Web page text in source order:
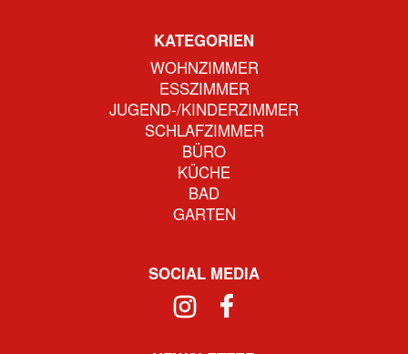
KATEGORIEN
WOHNZIMMER
ESSZIMMER
JUGEND-/KINDERZIMMER
SCHLAFZIMMER
BÜRO
KÜCHE
BAD
GARTEN
SOCIAL MEDIA